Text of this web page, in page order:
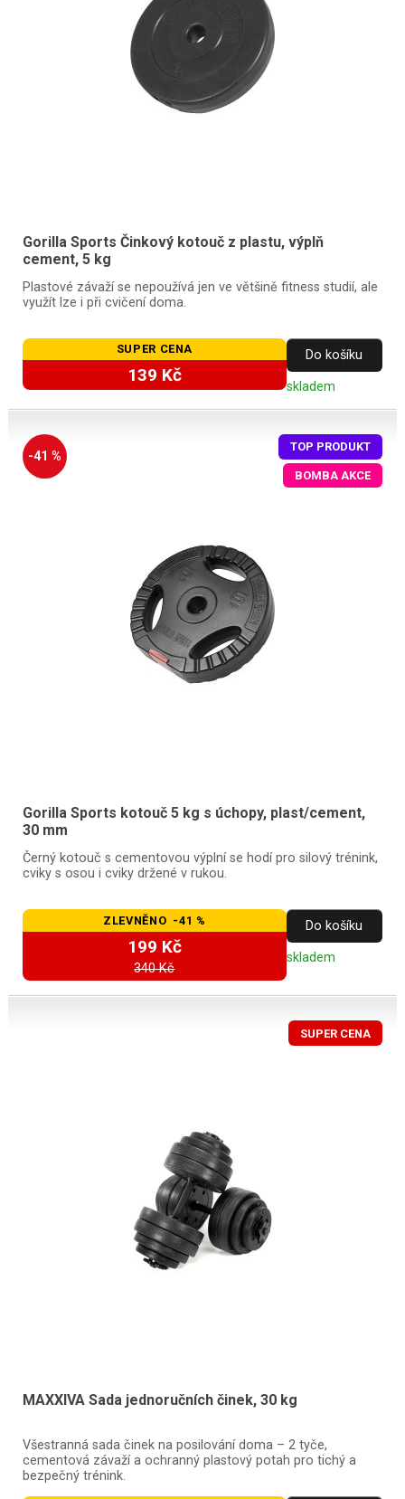
Gorilla Sports Činkový kotouč z plastu, výplň
cement, 5 kg
Plastové závaží se nepoužívá jen ve většině fitness studií, ale
využít lze i při cvičení doma.
SUPER CENA
139 Kč
Do košíku
skladem
-41 %
TOP PRODUKT
BOMBA AKCE
Gorilla Sports kotouč 5 kg s úchopy, plast/cement,
30 mm
Černý kotouč s cementovou výplní se hodí pro silový trénink,
cviky s osou i cviky držené v rukou.
ZLEVNĚNO -41 %
199 Kč
340 Kč
Do košíku
skladem
SUPER CENA
MAXXIVA Sada jednoručních činek, 30 kg
Všestranná sada činek na posilování doma – 2 tyče,
cementová závaží a ochranný plastový potah pro tichý a
bezpečný trénink.